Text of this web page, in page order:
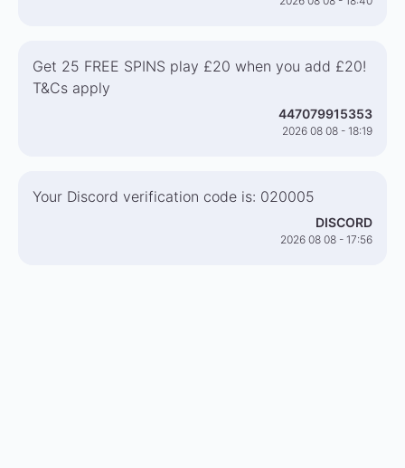
Get 25 FREE SPINS play £20 when you add £20!
T&Cs apply
447079915353
2026 08 08 - 18:19
Your Discord verification code is: 020005
DISCORD
2026 08 08 - 17:56